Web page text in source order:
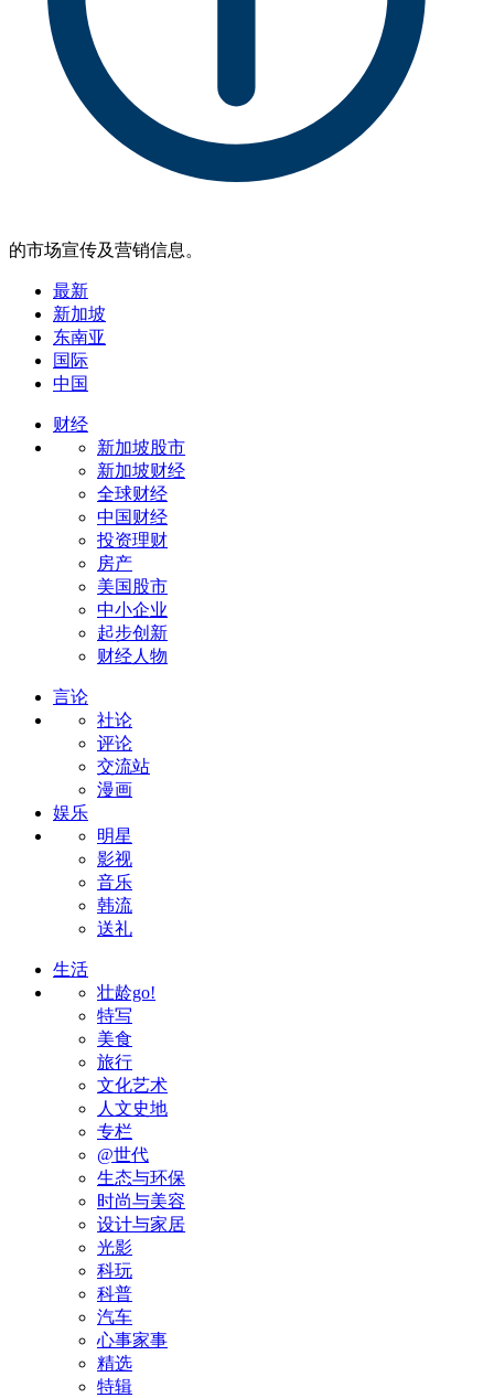
的市场宣传及营销信息。
最新
新加坡
东南亚
国际
中国
财经
新加坡股市
新加坡财经
全球财经
中国财经
投资理财
房产
美国股市
中小企业
起步创新
财经人物
言论
社论
评论
交流站
漫画
娱乐
明星
影视
音乐
韩流
送礼
生活
壮龄go!
特写
美食
旅行
文化艺术
人文史地
专栏
@世代
生态与环保
时尚与美容
设计与家居
光影
科玩
科普
汽车
心事家事
精选
特辑